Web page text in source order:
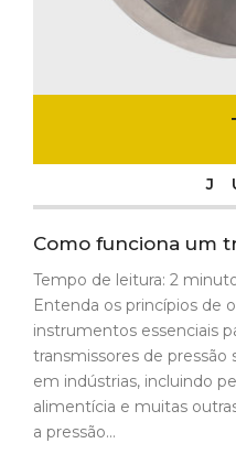
Como funciona um
Tempo de leitura: 2
Entenda os princípios de
instrumentos essenciais
transmissores de
em indústrias, incluindo
alimentícia e muitas
a pressão...